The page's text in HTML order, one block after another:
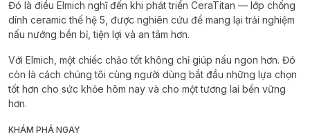
Đó là điều Elmich nghĩ đến khi phát triển CeraTitan — lớp chống
dính ceramic thế hệ 5, được nghiên cứu để mang lại trải nghiệm
nấu nướng bền bỉ, tiện lợi và an tâm hơn.
Với Elmich, một chiếc chảo tốt không chỉ giúp nấu ngon hơn. Đó
còn là cách chúng tôi cùng người dùng bắt đầu những lựa chọn
tốt hơn cho sức khỏe hôm nay và cho một tương lai bền vững
hơn.
KHÁM PHÁ NGAY